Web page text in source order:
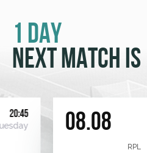
1 DAY
NEXT MATCH IS
20:45 08.08
RPL